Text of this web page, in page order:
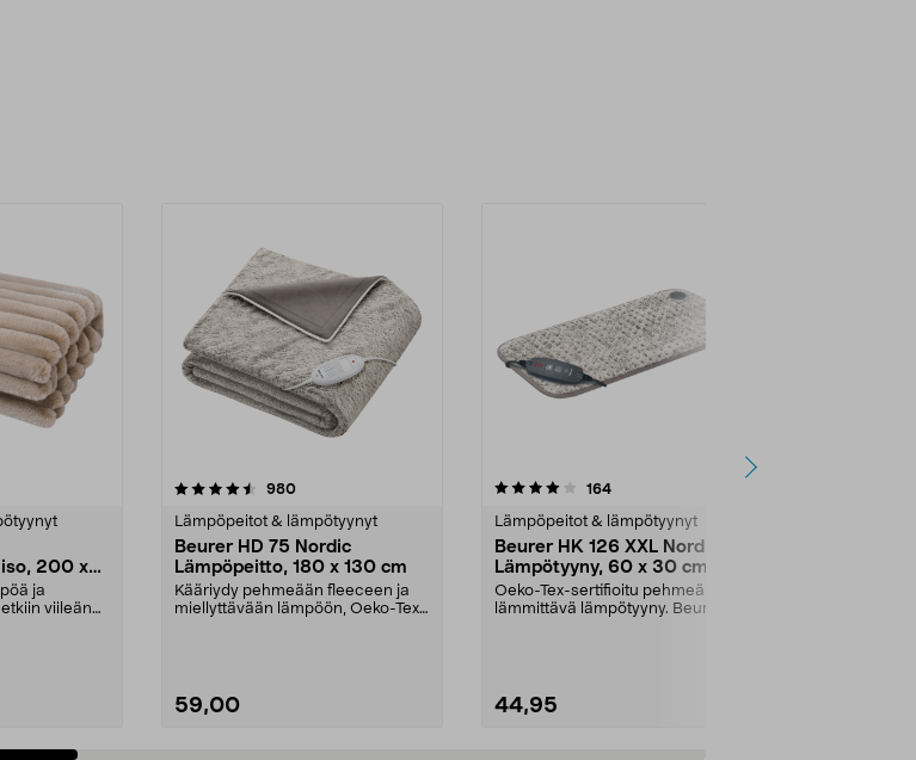
200 x
ja
viileänä
980arvostelut
Lämpöpeitot & lämpötyynyt
Beurer HD 75 Nordic
Lämpöpeitto, 180 x 130 cm
Kääriydy pehmeään fleeceen ja
miellyttävään lämpöön, Oeko-Tex-
59,00
4.0 viidestä
164arvostelut
Lämpöpeitot & lämpötyynyt
Beurer HK 126 XXL Nordic
Lämpötyyny, 60 x 30 cm
Oeko-Tex-sertifioitu pehmeä ja
lämmittävä lämpötyyny. Beurer
44,95
4.5 viidestä